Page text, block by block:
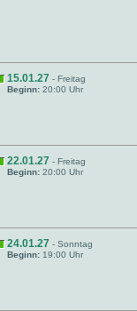
15.01.27 - Freitag
Beginn: 20:00 Uhr
22.01.27 - Freitag
Beginn: 20:00 Uhr
24.01.27 - Sonntag
Beginn: 19:00 Uhr